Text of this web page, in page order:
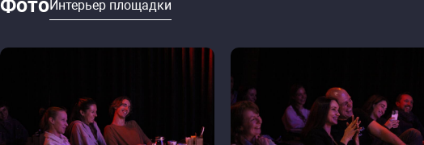
ФотоИнтерьер площадки